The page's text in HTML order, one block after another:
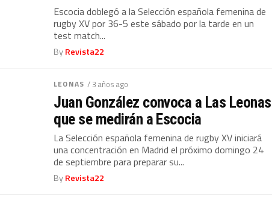
Escocia doblegó a la Selección española femenina de
rugby XV por 36-5 este sábado por la tarde en un
test match...
ByRevista22
LEONAS / 3 años ago
Juan González convoca a Las Leonas
que se medirán a Escocia
La Selección española femenina de rugby XV iniciará
una concentración en Madrid el próximo domingo 24
de septiembre para preparar su...
ByRevista22